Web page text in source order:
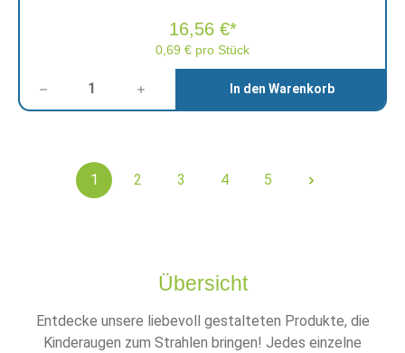
0,69 € pro Stück
16,56 €*
In den Warenkorb
1 2 3 4 5
Übersicht
Entdecke unsere liebevoll gestalteten Produkte, die
Kinderaugen zum Strahlen bringen! Jedes einzelne